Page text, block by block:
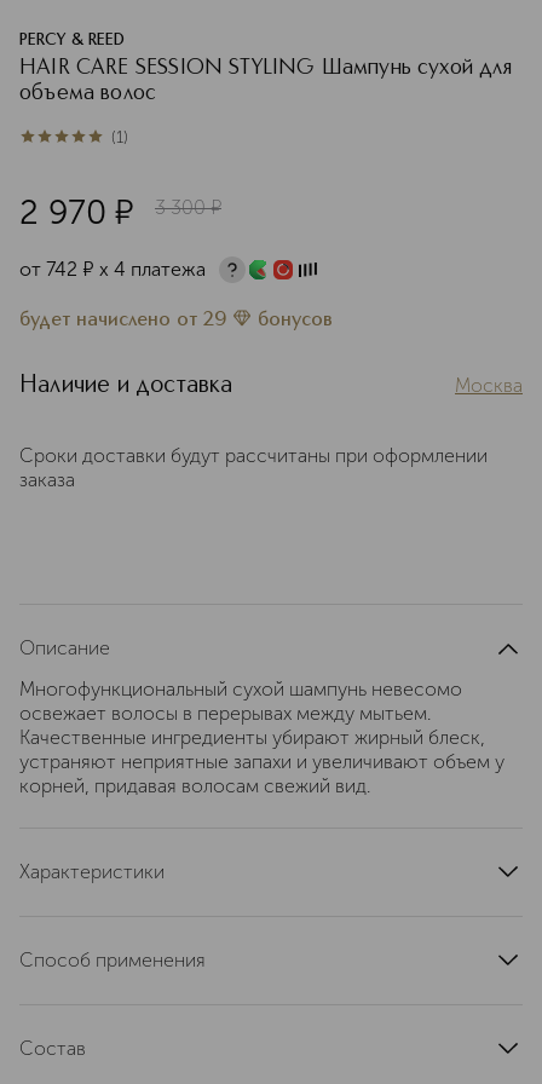
PERCY & REED
HAIR CARE SESSION STYLING Шампунь сухой для
объема волос
5из 51 (1)
2 970 ¤ 3 300 ¤
от 742 ¤ х 4 платежа
будет начислено от 29 бонусов
Наличие и доставка Москва
Сроки доставки будут рассчитаны при оформлении
заказа
Описание
Многофункциональный сухой шампунь невесомо
освежает волосы в перерывах между мытьем.
Качественные ингредиенты убирают жирный блеск,
устраняют неприятные запахи и увеличивают объем у
корней, придавая волосам свежий вид.
Характеристики
тип кожи
Способ применения
волосы с расстояния 10 см, воздействуя на область
Состав